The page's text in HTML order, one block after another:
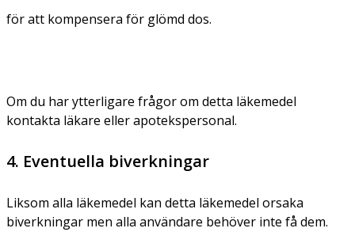
för att kompensera för glömd dos.
Om du har ytterligare frågor om detta läkemedel
kontakta läkare eller apotekspersonal.
4. Eventuella biverkningar
Liksom alla läkemedel kan detta läkemedel orsaka
biverkningar men alla användare behöver inte få dem.